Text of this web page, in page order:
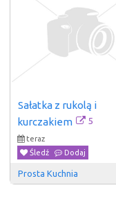
Sałatka z rukolą i
kurczakiem
5
teraz
Śledź
Dodaj
Prosta Kuchnia